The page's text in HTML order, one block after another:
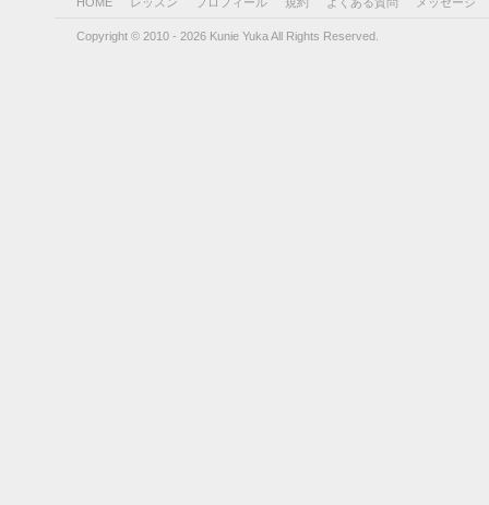
Copyright © 2010 - 2026 Kunie Yuka All Rights Reserved.